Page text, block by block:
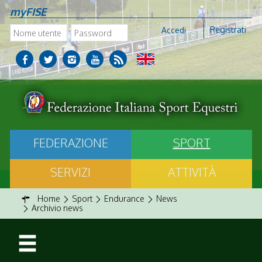
myFISE
Accedi Registrati
FEDERAZIONE
SPORT
SERVIZI
ATTIVITÀ
Home Sport Endurance
News
Archivio news